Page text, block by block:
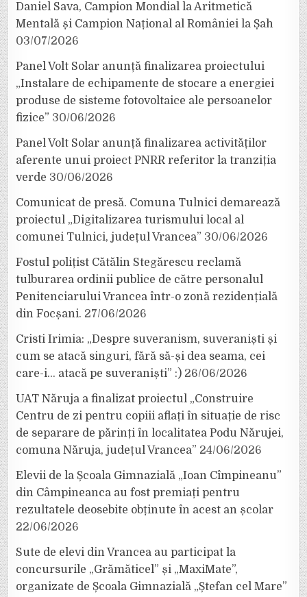
Daniel Sava, Campion Mondial la Aritmetică
Mentală și Campion Național al României la Șah
03/07/2026
Panel Volt Solar anunță finalizarea proiectului
„Instalare de echipamente de stocare a energiei
produse de sisteme fotovoltaice ale persoanelor
fizice” 30/06/2026
Panel Volt Solar anunță finalizarea activităților
aferente unui proiect PNRR referitor la tranziția
verde 30/06/2026
Comunicat de presă. Comuna Tulnici demarează
proiectul „Digitalizarea turismului local al
comunei Tulnici, județul Vrancea” 30/06/2026
Fostul polițist Cătălin Stegărescu reclamă
tulburarea ordinii publice de către personalul
Penitenciarului Vrancea într-o zonă rezidențială
din Focșani. 27/06/2026
Cristi Irimia: „Despre suveranism, suveraniști și
cum se atacă singuri, fără să-și dea seama, cei
care-i… atacă pe suveraniști” :) 26/06/2026
UAT Năruja a finalizat proiectul „Construire
Centru de zi pentru copiii aflați în situație de risc
de separare de părinți în localitatea Podu Nărujei,
comuna Năruja, județul Vrancea” 24/06/2026
Elevii de la Școala Gimnazială „Ioan Cîmpineanu”
din Câmpineanca au fost premiați pentru
rezultatele deosebite obținute în acest an școlar
22/06/2026
Sute de elevi din Vrancea au participat la
concursurile „Grămăticel” și „MaxiMate”,
organizate de Școala Gimnazială „Ștefan cel Mare”